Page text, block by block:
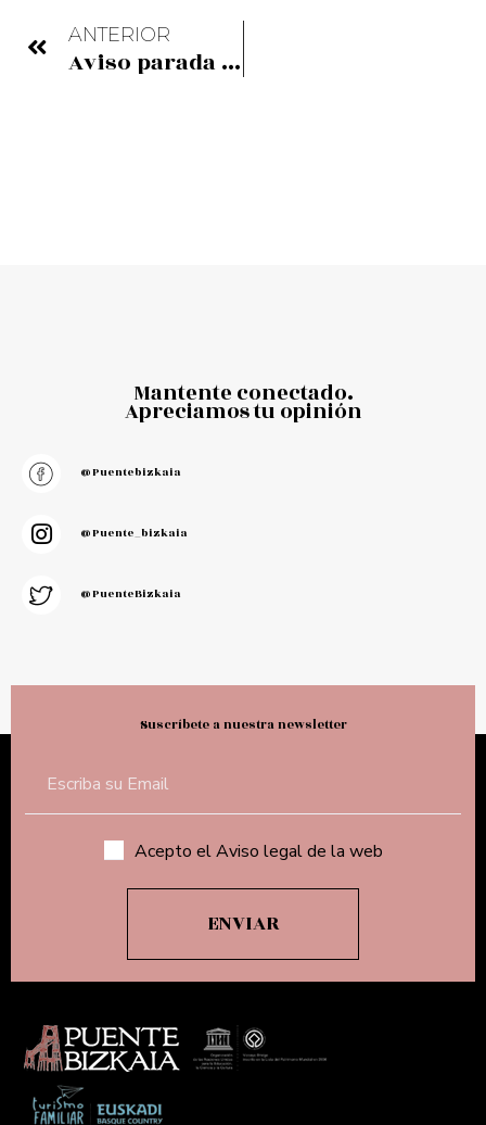
ANTERIOR
Aviso parada 1 de junio
Mantente conectado.
Apreciamos tu opinión
@puentebizkaia
@puente_bizkaia
@PuenteBizkaia
Suscríbete a nuestra newsletter
Acepto el Aviso legal de la web